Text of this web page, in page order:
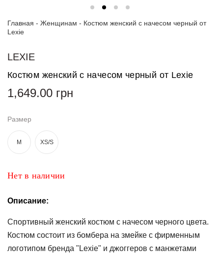
Пиджаки
и поло
Джинсы
Топы
и
боди
белье
Женские
Туники и
комбинезоны
Главная - Женщинам - Костюм женский с начесом черный от
Lexie
LEXIE
Костюм женский с начесом черный от Lexie
1,649.00 грн
Размер
M XS/S
Нет в наличии
Описание:
Спортивный женский костюм с начесом черного цвета.
Костюм состоит из бомбера на змейке с фирменным
логотипом бренда "Lexie" и джоггеров с манжетами